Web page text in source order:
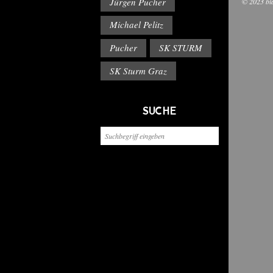
Michael Pelitz
Pucher
SK STURM
SK Sturm Graz
SUCHE